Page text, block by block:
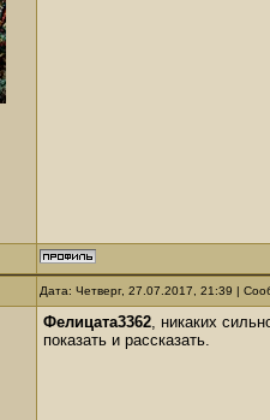
Дата: Четверг, 27.07.2017, 21:39 |
Фелицата3362, никаких
показать и рассказать.